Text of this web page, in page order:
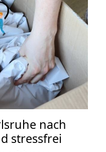
nach
stressfrei